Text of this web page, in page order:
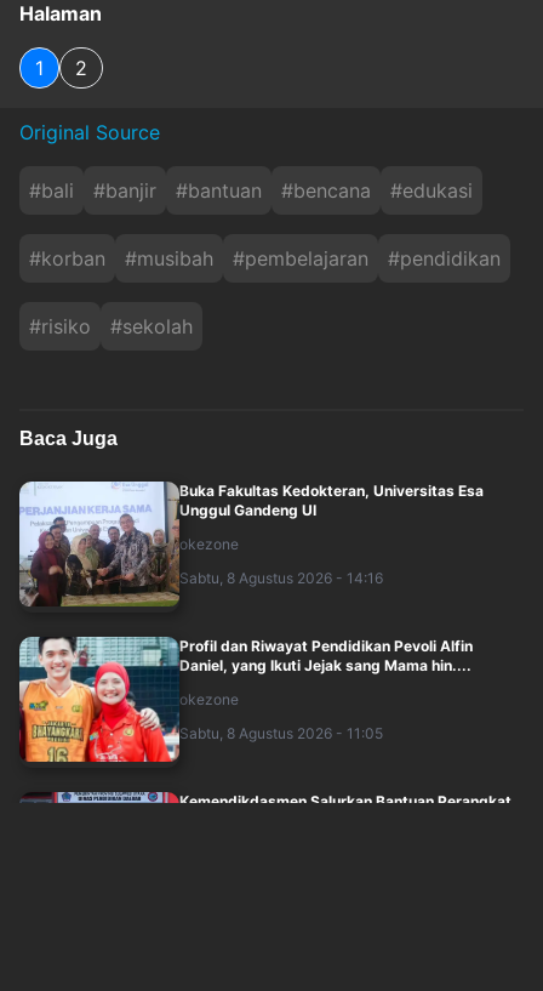
Halaman
1 2
Original Source
#bali #banjir #bantuan #bencana #edukasi
#korban #musibah #pembelajaran #pendidikan
#risiko #sekolah
Baca Juga
Buka Fakultas Kedokteran, Universitas Esa
Unggul Gandeng UI
okezone
Sabtu, 8 Agustus 2026 - 14:16
Profil dan Riwayat Pendidikan Pevoli Alfin
Daniel, yang Ikuti Jejak sang Mama hin....
okezone
Sabtu, 8 Agustus 2026 - 11:05
Kemendikdasmen Salurkan Bantuan Perangkat